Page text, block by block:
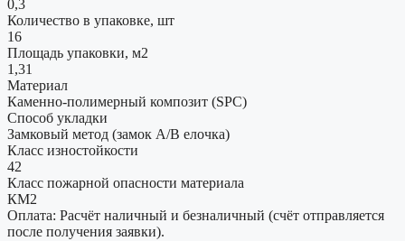
0,3
Количество в упаковке, шт
16
Площадь упаковки, м2
1,31
Материал
Каменно-полимерный композит (SPC)
Способ укладки
Замковый метод (замок А/В елочка)
Класс изностойкости
42
Класс пожарной опасности материала
КМ2
Оплата: Расчёт наличный и безналичный (счёт отправляется
после получения заявки).